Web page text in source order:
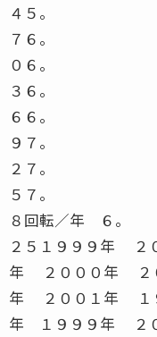
４５。
７６。
０６。
３６。
６６。
９７。
２７。
５７。
８回転／年 ６。
２５１９９９年
年 ２０００年 ２
年 ２００１年 １
年 １９９９年 ２